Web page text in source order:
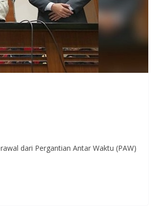
dari Pergantian Antar Waktu (PAW)